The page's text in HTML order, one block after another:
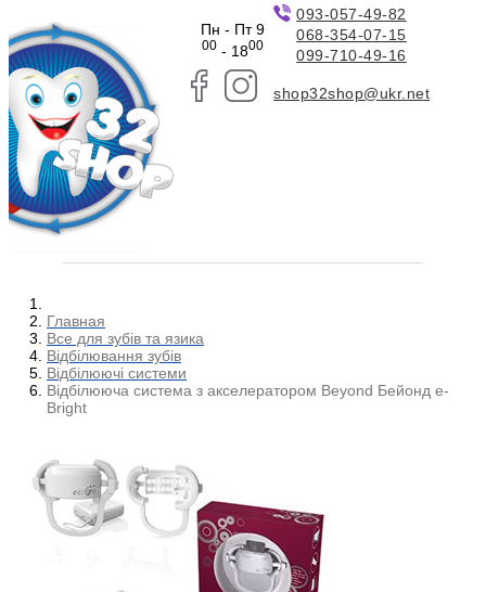
Пн - Пт 9
00- 1800
093-057-49-82
068-354-07-15
099-710-49-16
shop32shop@ukr.net
Главная
Все для зубів та язика
Відбілювання зубів
Відбілюючі системи
Відбілююча система з акселератором Beyond Бейонд e-
Bright